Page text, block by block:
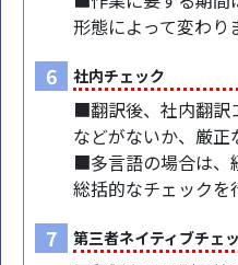
形態によって変わり
6 社内チェック
■翻訳後、社内翻訳
などがないか、厳
■多言語の場合は、
総括的なチェックを
7 第三者ネイティブチェ